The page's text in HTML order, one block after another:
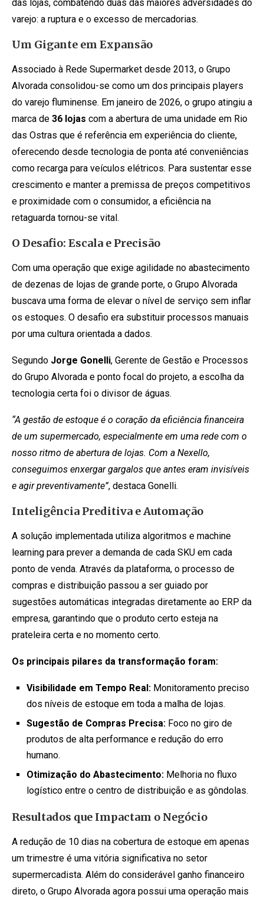
das lojas, combatendo duas das maiores adversidades do
varejo: a ruptura e o excesso de mercadorias.
Um Gigante em Expansão
Associado à Rede Supermarket desde 2013, o Grupo
Alvorada consolidou-se como um dos principais players
do varejo fluminense. Em janeiro de 2026, o grupo atingiu a
marca de 36 lojas com a abertura de uma unidade em Rio
das Ostras que é referência em experiência do cliente,
oferecendo desde tecnologia de ponta até conveniências
como recarga para veículos elétricos. Para sustentar esse
crescimento e manter a premissa de preços competitivos
e proximidade com o consumidor, a eficiência na
retaguarda tornou-se vital.
O Desafio: Escala e Precisão
Com uma operação que exige agilidade no abastecimento
de dezenas de lojas de grande porte, o Grupo Alvorada
buscava uma forma de elevar o nível de serviço sem inflar
os estoques. O desafio era substituir processos manuais
por uma cultura orientada a dados.
Segundo Jorge Gonelli, Gerente de Gestão e Processos
do Grupo Alvorada e ponto focal do projeto, a escolha da
tecnologia certa foi o divisor de águas.
“A gestão de estoque é o coração da eficiência financeira
de um supermercado, especialmente em uma rede com o
nosso ritmo de abertura de lojas. Com a Nexello,
conseguimos enxergar gargalos que antes eram invisíveis
e agir preventivamente”, destaca Gonelli.
Inteligência Preditiva e Automação
A solução implementada utiliza algoritmos e machine
learning para prever a demanda de cada SKU em cada
ponto de venda. Através da plataforma, o processo de
compras e distribuição passou a ser guiado por
sugestões automáticas integradas diretamente ao ERP da
empresa, garantindo que o produto certo esteja na
prateleira certa e no momento certo.
Os principais pilares da transformação foram:
Visibilidade em Tempo Real: Monitoramento preciso
dos níveis de estoque em toda a malha de lojas.
Sugestão de Compras Precisa: Foco no giro de
produtos de alta performance e redução do erro
humano.
Otimização do Abastecimento: Melhoria no fluxo
logístico entre o centro de distribuição e as gôndolas.
Resultados que Impactam o Negócio
A redução de 10 dias na cobertura de estoque em apenas
um trimestre é uma vitória significativa no setor
supermercadista. Além do considerável ganho financeiro
direto, o Grupo Alvorada agora possui uma operação mais